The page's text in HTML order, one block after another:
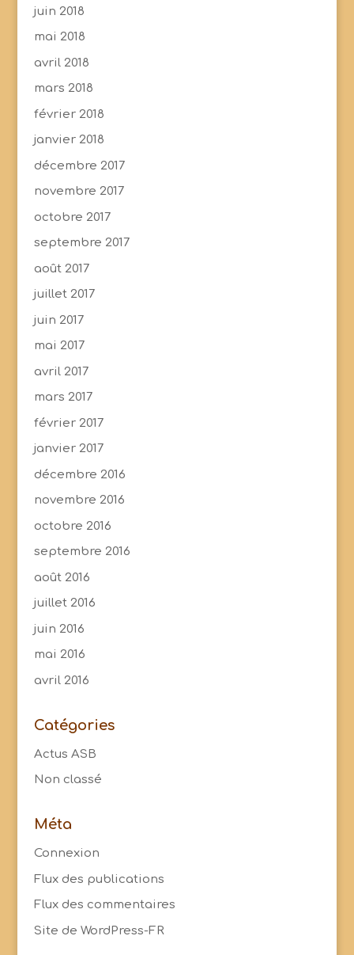
juin 2018
mai 2018
avril 2018
mars 2018
février 2018
janvier 2018
décembre 2017
novembre 2017
octobre 2017
septembre 2017
août 2017
juillet 2017
juin 2017
mai 2017
avril 2017
mars 2017
février 2017
janvier 2017
décembre 2016
novembre 2016
octobre 2016
septembre 2016
août 2016
juillet 2016
juin 2016
mai 2016
avril 2016
Catégories
Actus ASB
Non classé
Méta
Connexion
Flux des publications
Flux des commentaires
Site de WordPress-FR